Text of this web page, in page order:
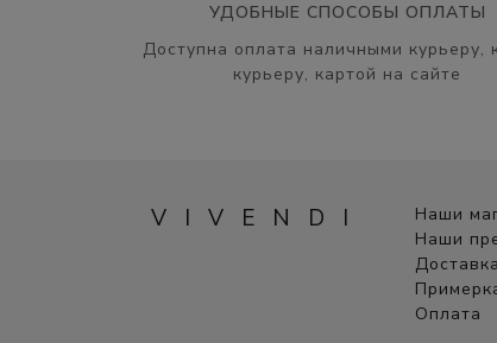
УДОБНЫЕ СПОСОБЫ ОПЛАТЫ
Доступна оплата наличными курьеру,
курьеру, картой на сайте
VIVENDI
Наши
Наши
Доставка
Оплата